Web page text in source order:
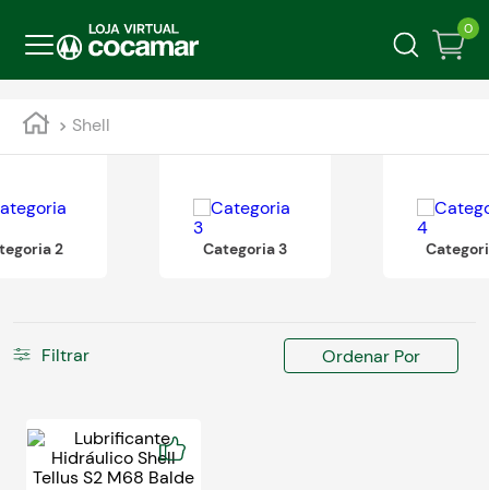
0
Shell
2 Categoria 3
Filtrar Ordenar Por